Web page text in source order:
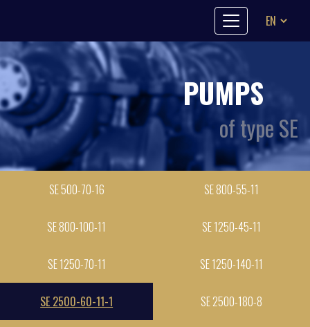
PUMPS
of type SE
SE 500-70-16 SE 800-55-11
SE 800-100-11 SE 1250-45-11
SE 1250-70-11 SE 1250-140-11
SE 2500-60-11-1 SE 2500-180-8